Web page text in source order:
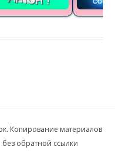
Копирование материалов
обратной ссылки